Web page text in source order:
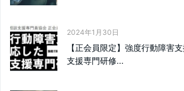
2024年1月30日
【正会員限定】強度行動障害
支援専門研修...